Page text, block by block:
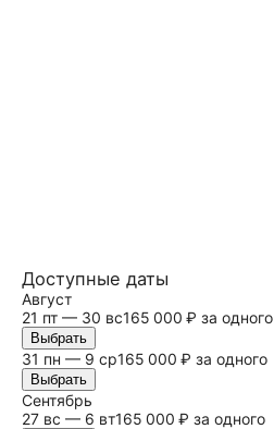
Доступные даты
Август
21 пт — 30 вс165 000 ₽ за одного
Выбрать
31 пн — 9 ср165 000 ₽ за одного
Выбрать
Сентябрь
27 вс — 6 вт165 000 ₽ за одного